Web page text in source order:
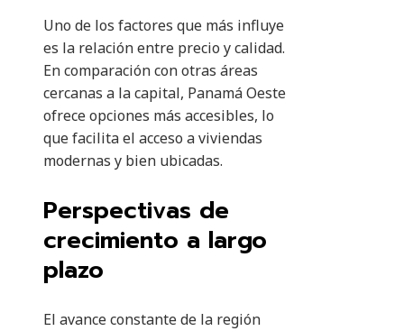
Uno de los factores que más influye
es la relación entre precio y calidad.
En comparación con otras áreas
cercanas a la capital, Panamá Oeste
ofrece opciones más accesibles, lo
que facilita el acceso a viviendas
modernas y bien ubicadas.
Perspectivas de
crecimiento a largo
plazo
El avance constante de la región